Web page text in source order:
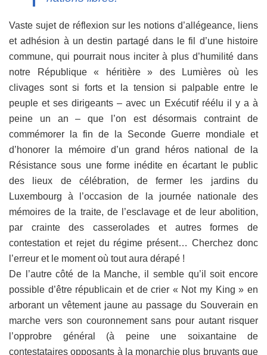
Vaste sujet de réflexion sur les notions d’allégeance, liens
et adhésion à un destin partagé dans le fil d’une histoire
commune, qui pourrait nous inciter à plus d’humilité dans
notre République « héritière » des Lumières où les
clivages sont si forts et la tension si palpable entre le
peuple et ses dirigeants – avec un Exécutif réélu il y a à
peine un an – que l’on est désormais contraint de
commémorer la fin de la Seconde Guerre mondiale et
d’honorer la mémoire d’un grand héros national de la
Résistance sous une forme inédite en écartant le public
des lieux de célébration, de fermer les jardins du
Luxembourg à l’occasion de la journée nationale des
mémoires de la traite, de l’esclavage et de leur abolition,
par crainte des casserolades et autres formes de
contestation et rejet du régime présent… Cherchez donc
l’erreur et le moment où tout aura dérapé !
De l’autre côté de la Manche, il semble qu’il soit encore
possible d’être républicain et de crier « Not my King » en
arborant un vêtement jaune au passage du Souverain en
marche vers son couronnement sans pour autant risquer
l’opprobre général (à peine une soixantaine de
contestataires opposants à la monarchie plus bruyants que